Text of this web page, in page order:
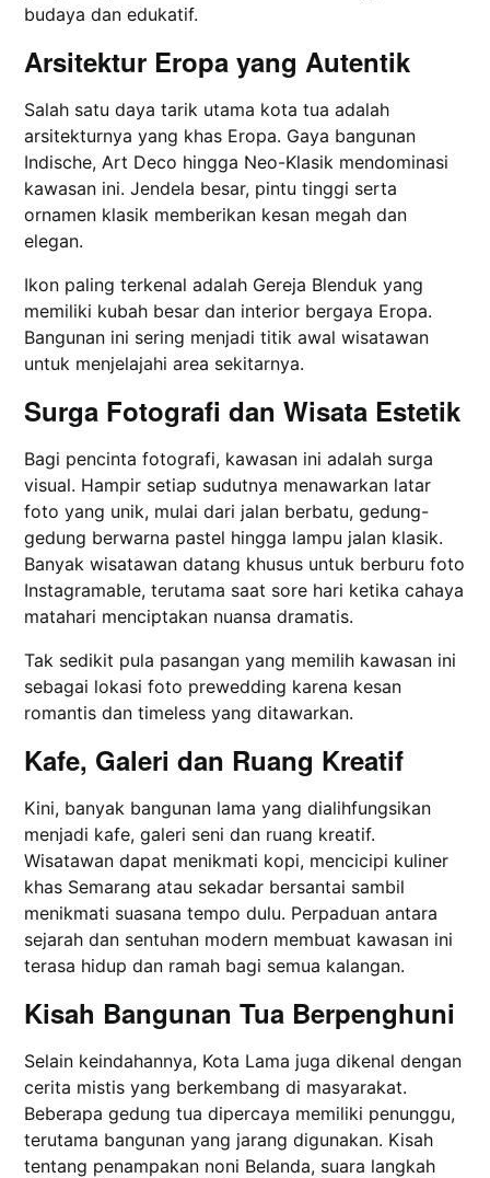
budaya dan edukatif.
Arsitektur Eropa yang Autentik
Salah satu daya tarik utama kota tua adalah
arsitekturnya yang khas Eropa. Gaya bangunan
Indische, Art Deco hingga Neo-Klasik mendominasi
kawasan ini. Jendela besar, pintu tinggi serta
ornamen klasik memberikan kesan megah dan
elegan.
Ikon paling terkenal adalah Gereja Blenduk yang
memiliki kubah besar dan interior bergaya Eropa.
Bangunan ini sering menjadi titik awal wisatawan
untuk menjelajahi area sekitarnya.
Surga Fotografi dan Wisata Estetik
Bagi pencinta fotografi, kawasan ini adalah surga
visual. Hampir setiap sudutnya menawarkan latar
foto yang unik, mulai dari jalan berbatu, gedung-
gedung berwarna pastel hingga lampu jalan klasik.
Banyak wisatawan datang khusus untuk berburu foto
Instagramable, terutama saat sore hari ketika cahaya
matahari menciptakan nuansa dramatis.
Tak sedikit pula pasangan yang memilih kawasan ini
sebagai lokasi foto prewedding karena kesan
romantis dan timeless yang ditawarkan.
Kafe, Galeri dan Ruang Kreatif
Kini, banyak bangunan lama yang dialihfungsikan
menjadi kafe, galeri seni dan ruang kreatif.
Wisatawan dapat menikmati kopi, mencicipi kuliner
khas Semarang atau sekadar bersantai sambil
menikmati suasana tempo dulu. Perpaduan antara
sejarah dan sentuhan modern membuat kawasan ini
terasa hidup dan ramah bagi semua kalangan.
Kisah Bangunan Tua Berpenghuni
Selain keindahannya, Kota Lama juga dikenal dengan
cerita mistis yang berkembang di masyarakat.
Beberapa gedung tua dipercaya memiliki penunggu,
terutama bangunan yang jarang digunakan. Kisah
tentang penampakan noni Belanda, suara langkah